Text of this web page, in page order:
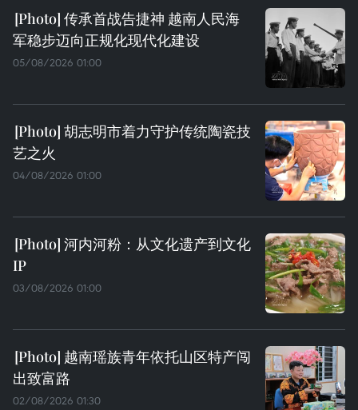
传承首战告捷神 越南人民海
军稳步迈向正规化现代化建设
05/08/2026 01:00
胡志明市着力守护传统陶瓷技
艺之火
04/08/2026 01:00
河内河粉：从文化遗产到文化
IP
03/08/2026 01:00
越南瑶族青年依托山区特产闯
出致富路
02/08/2026 01:30